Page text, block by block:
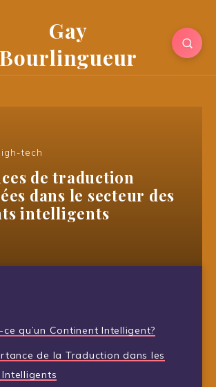
Gay
Bourlingueur
tech
de traduction
dans le secteur des
intelligents
ce qu’un Continent Intelligent?
de la Traduction dans les